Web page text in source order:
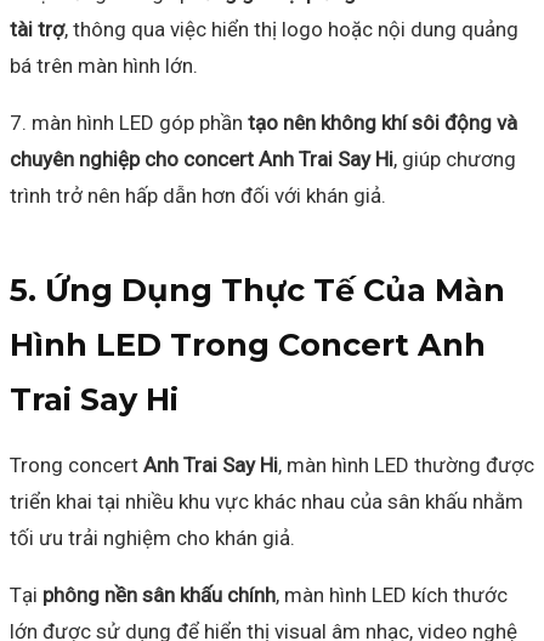
tài trợ, thông qua việc hiển thị logo hoặc nội dung quảng
bá trên màn hình lớn.
7. màn hình LED góp phần tạo nên không khí sôi động và
chuyên nghiệp cho concert Anh Trai Say Hi, giúp chương
trình trở nên hấp dẫn hơn đối với khán giả.
5. Ứng Dụng Thực Tế Của Màn
Hình LED Trong Concert Anh
Trai Say Hi
Trong concert Anh Trai Say Hi, màn hình LED thường được
triển khai tại nhiều khu vực khác nhau của sân khấu nhằm
tối ưu trải nghiệm cho khán giả.
Tại phông nền sân khấu chính, màn hình LED kích thước
lớn được sử dụng để hiển thị visual âm nhạc, video nghệ